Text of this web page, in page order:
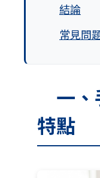
結論
常見問
一
特點